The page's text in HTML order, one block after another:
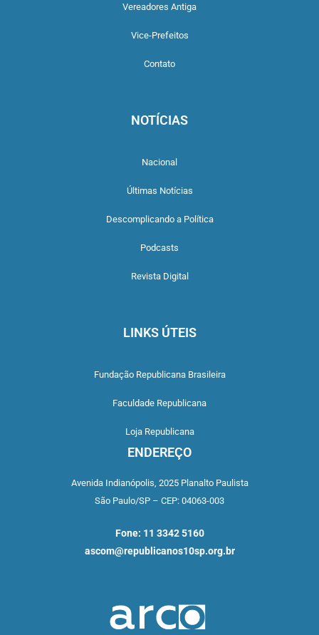
Vereadores Antiga
Vice-Prefeitos
Contato
NOTÍCIAS
Nacional
Últimas Notícias
Descomplicando a Política
Podcasts
Revista Digital
LINKS ÚTEIS
Fundação Republicana Brasileira
Faculdade Republicana
Loja Republicana
ENDEREÇO
Avenida Indianópolis, 2025 Planalto Paulista
São Paulo/SP – CEP: 04063-003
Fone: 11 3342 5160
ascom@republicanos10sp.org.br